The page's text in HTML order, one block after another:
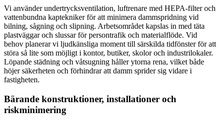
Vi använder undertrycksventilation, luftrenare med HEPA-filter och
vattenbundna kaptekniker för att minimera dammspridning vid
bilning, sågning och slipning. Arbetsområdet kapslas in med täta
plastväggar och slussar för persontrafik och materialflöde. Vid
behov planerar vi ljudkänsliga moment till särskilda tidfönster för att
störa så lite som möjligt i kontor, butiker, skolor och industrilokaler.
Löpande städning och våtsugning håller ytorna rena, vilket både
höjer säkerheten och förhindrar att damm sprider sig vidare i
fastigheten.
Bärande konstruktioner, installationer och
riskminimering